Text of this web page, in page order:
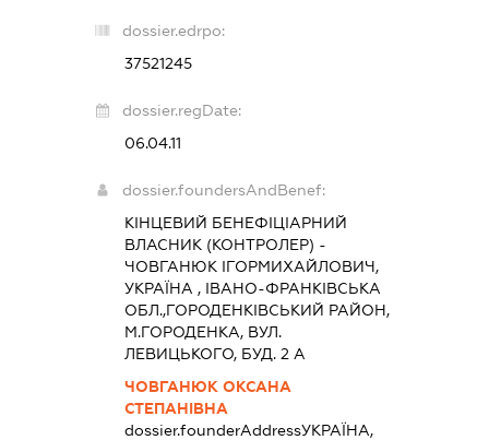
dossier.edrpo:
37521245
dossier.regDate:
06.04.11
dossier.foundersAndBenef:
КІНЦЕВИЙ БЕНЕФІЦІАРНИЙ
ВЛАСНИК (КОНТРОЛЕР) -
ЧОВГАНЮК ІГОРМИХАЙЛОВИЧ,
УКРАЇНА , ІВАНО-ФРАНКІВСЬКА
ОБЛ.,ГОРОДЕНКІВСЬКИЙ РАЙОН,
М.ГОРОДЕНКА, ВУЛ.
ЛЕВИЦЬКОГО, БУД. 2 А
ЧОВГАНЮК ОКСАНА
СТЕПАНІВНА
dossier.founderAddressУКРАЇНА,